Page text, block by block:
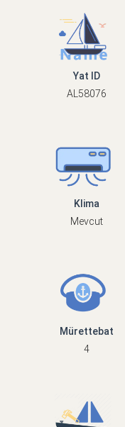
Yat ID
AL58076
Klima
Mevcut
Mürettebat
4